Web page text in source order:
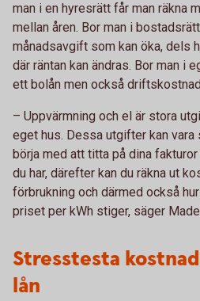
man i en hyresrätt får man räkna
mellan åren. Bor man i
månadsavgift som kan öka, dels
där räntan kan ändras. Bor man i
ett bolån men också
– Uppvärmning och el är stora
eget hus. Dessa utgifter kan vara
börja med att titta på dina
du har, därefter kan du räkna ut
förbrukning och därmed också
priset per kWh stiger, säger
Stresstesta
lån